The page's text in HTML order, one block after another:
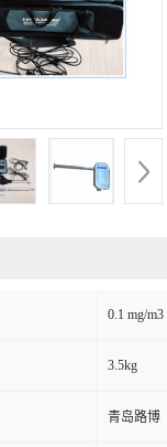
0.1 mg/m3
3.5kg
青岛路博